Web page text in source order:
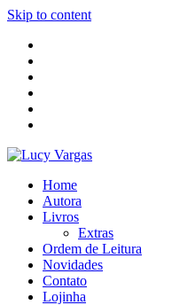
Skip to content
Home
Autora
Livros
Extras
Ordem de Leitura
Novidades
Contato
Lojinha